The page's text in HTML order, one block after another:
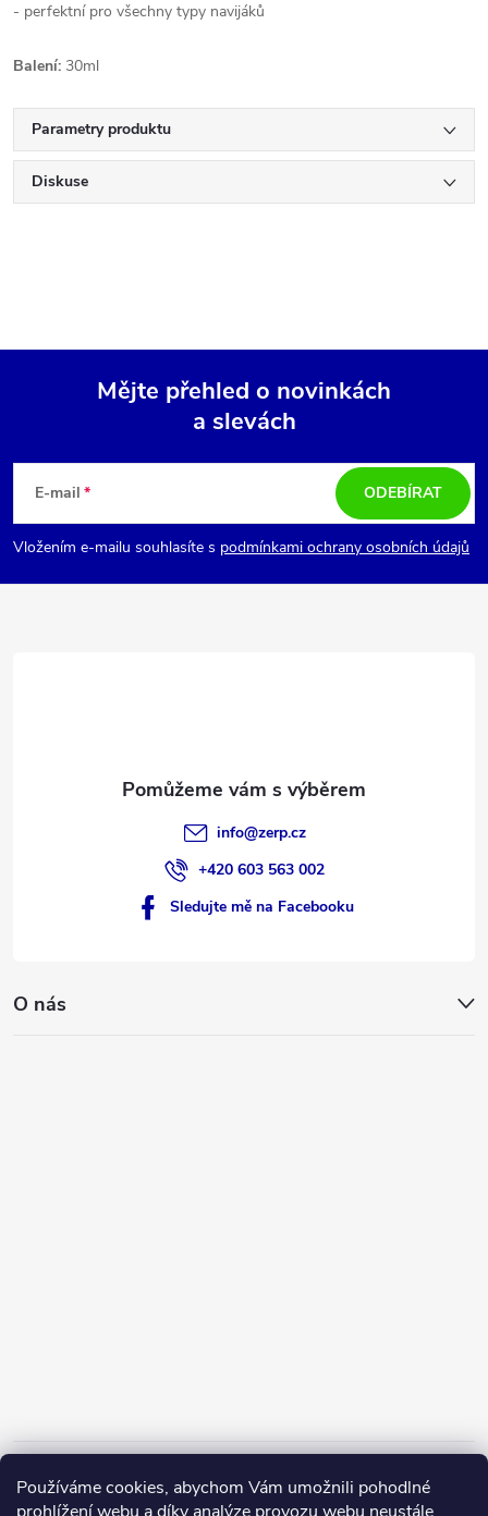
Používáme cookies, abychom Vám umožnili pohodlné
- perfektní pro všechny typy navijáků
Balení: 30ml
Parametry produktu
Diskuse
p
a
Mějte přehled o novinkách
a slevách
E-mail
Vložením e-mailu souhlasíte s podmínkami ochrany osobních údajů
ODEBÍRAT
info@zerp.cz
+420 603 563 002
Sledujte mě na Facebooku
O nás